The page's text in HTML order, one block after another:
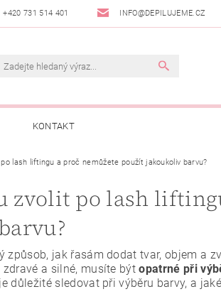
+420 731 514 401 INFO@DEPILUJEME.CZ
KONTAKT
lash liftingu a proč nemůžete použít jakoukoliv barvu?
zvolit po lash
způsob, jak řasám dodat tvar, objem a
zdravé a silné, musíte býtopatrné při
důležité sledovat při výběru barvy, a